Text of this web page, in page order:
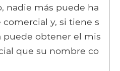
nadie más puede ha
y, si tiene s
puede obtener el mis
que su nombre co